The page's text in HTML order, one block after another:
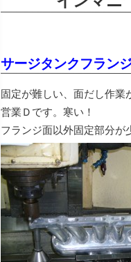
サージタンクフラン
固定が難しい、面だし作業
営業Ｄです。寒い！
フランジ面以外固定部分が